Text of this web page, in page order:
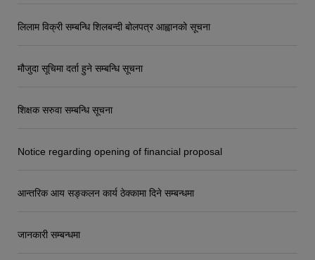
लिलाम विक्री सम्बन्धि शिलबन्दी बोलपत्र आह्वानको सूचना
मौजुदा सूचिमा दर्ता हुने सम्बन्धि सूचना
शिक्षक सरुवा सम्बन्धि सूचना
Notice regarding opening of financial proposal
आन्तरिक आय सङ्कलन कार्य ठेक्कामा दिने सम्बन्धमा
जानकारी सम्बन्धमा